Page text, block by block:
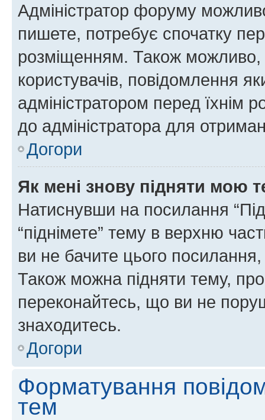
Адміністратор форуму
пишете, потребує спочатку
розміщенням. Також можливо,
користувачів, повідомлення
адміністратором перед їхнім
до адміністратора для
Догори
Як мені знову підняти мою
Натиснувши на посилання
“піднімете” тему в верхню
ви не бачите цього
Також можна підняти тему,
переконайтесь, що ви не
знаходитесь.
Догори
Форматування
тем